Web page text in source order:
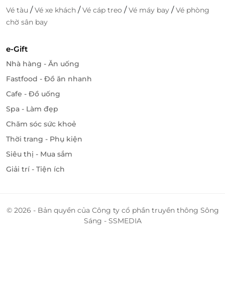
Vé tàu /Vé xe khách /Vé cáp treo /Vé máy bay /Vé phòng
chờ sân bay
e-Gift
Nhà hàng - Ăn uống
Fastfood - Đồ ăn nhanh
Cafe - Đồ uống
Spa - Làm đẹp
Chăm sóc sức khoẻ
Thời trang - Phụ kiện
Siêu thị - Mua sắm
Giải trí - Tiện ích
© 2026 - Bản quyền của Công ty cổ phần truyền thông Sông
Sáng - SSMEDIA